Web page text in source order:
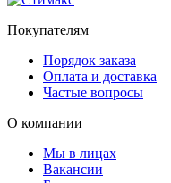
Покупателям
Порядок заказа
Оплата и доставка
Частые вопросы
О компании
Мы в лицах
Вакансии